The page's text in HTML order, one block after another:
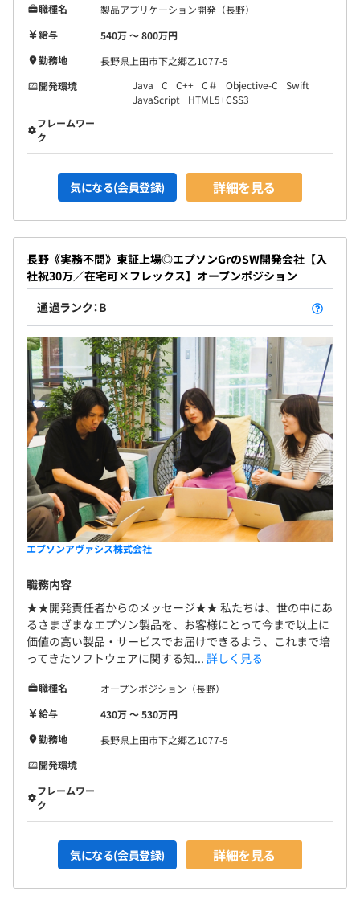
職種名
製品アプリケーション開発（長野）
給与
540万 〜 800万円
勤務地
長野県上田市下之郷乙1077-5
開発環境
Java C C++ C＃ Objective-C
Swift
JavaScript
HTML5+CSS3
フレームワー
ク
気になる(会員登録) 詳細を見る
長野《実務不問》東証上場◎エプソンGrのSW開発会社【入
社祝30万／在宅可×フレックス】オープンポジション
通過ランク：B
エプソンアヴァシス株式会社
職務内容
★★開発責任者からのメッセージ★★ 私たちは、世の中にあ
るさまざまなエプソン製品を、お客様にとって今まで以上に
価値の高い製品・サービスでお届けできるよう、これまで培
ってきたソフトウェアに関する知... 詳しく見る
職種名
オープンポジション（長野）
給与
430万 〜 530万円
勤務地
長野県上田市下之郷乙1077-5
開発環境
フレームワー
ク
気になる(会員登録) 詳細を見る